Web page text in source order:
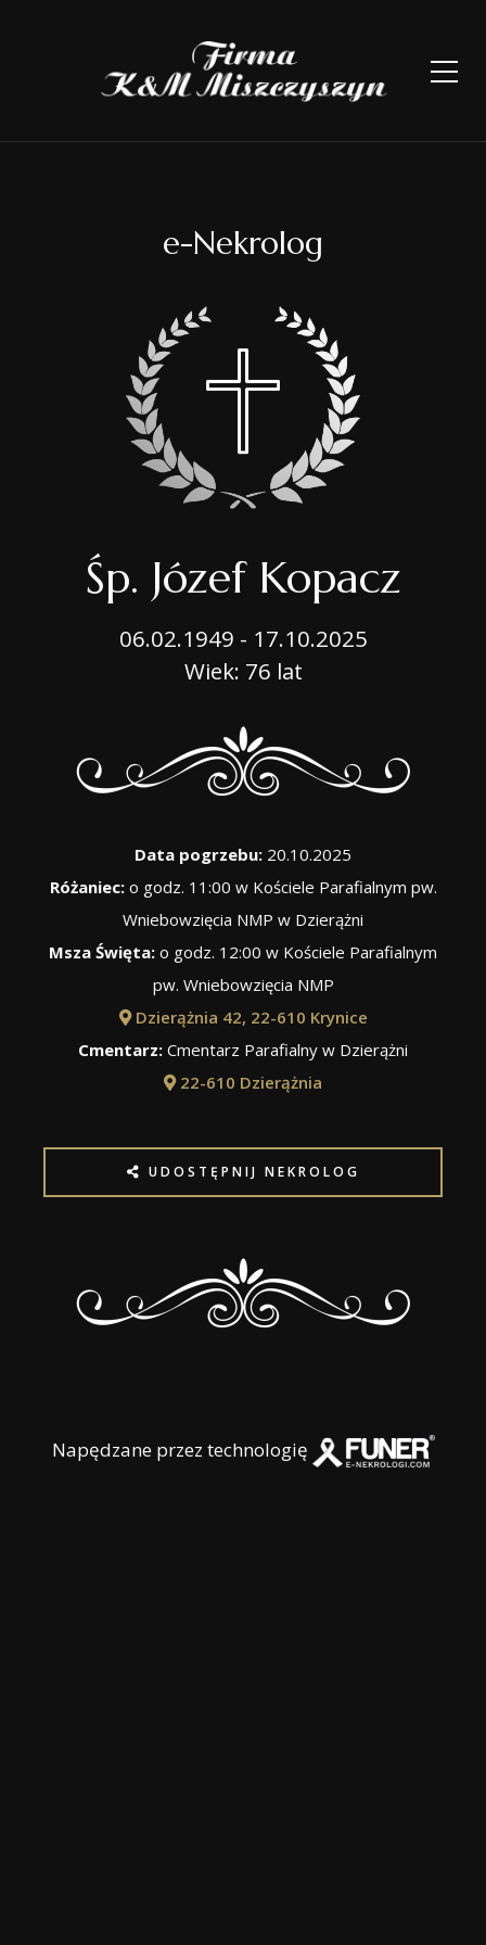
e-Nekrolog
Śp. Józef Kopacz
06.02.1949 - 17.10.2025
Wiek: 76 lat
Data pogrzebu: 20.10.2025
Różaniec:o godz. 11:00 w Kościele Parafialnym pw.
Wniebowzięcia NMP w Dzierążni
Msza Święta: o godz. 12:00 w Kościele Parafialnym
pw. Wniebowzięcia NMP
Dzierążnia 42, 22-610 Krynice
Cmentarz: Cmentarz Parafialny w Dzierążni
22-610 Dzierążnia
UDOSTĘPNIJ NEKROLOG
Napędzane przez technologię